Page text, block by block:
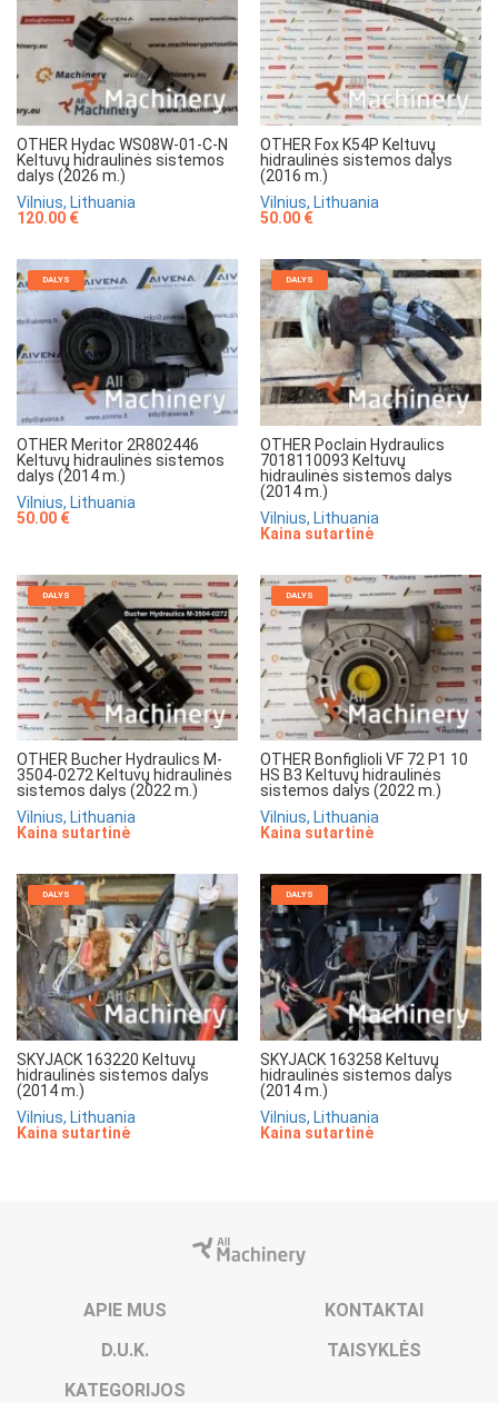
OTHER Hydac WS08W-01-C-N
Keltuvų hidraulinės sistemos
dalys (2026 m.)
Vilnius, Lithuania
120.00 €
OTHER Fox K54P Keltuvų
hidraulinės sistemos dalys
(2016 m.)
Vilnius, Lithuania
50.00 €
DALYS
OTHER Meritor 2R802446
Keltuvų hidraulinės sistemos
dalys (2014 m.)
Vilnius, Lithuania
50.00 €
DALYS
OTHER Poclain Hydraulics
7018110093 Keltuvų
hidraulinės sistemos dalys
(2014 m.)
Vilnius, Lithuania
Kaina sutartinė
DALYS
OTHER Bucher Hydraulics M-
3504-0272 Keltuvų hidraulinės
sistemos dalys (2022 m.)
Vilnius, Lithuania
Kaina sutartinė
DALYS
OTHER Bonfiglioli VF 72 P1 10
HS B3 Keltuvų hidraulinės
sistemos dalys (2022 m.)
Vilnius, Lithuania
Kaina sutartinė
DALYS
SKYJACK 163220 Keltuvų
hidraulinės sistemos dalys
(2014 m.)
Vilnius, Lithuania
Kaina sutartinė
DALYS
SKYJACK 163258 Keltuvų
hidraulinės sistemos dalys
(2014 m.)
Vilnius, Lithuania
Kaina sutartinė
APIE MUS
KONTAKTAI
D.U.K.
TAISYKLĖS
KATEGORIJOS